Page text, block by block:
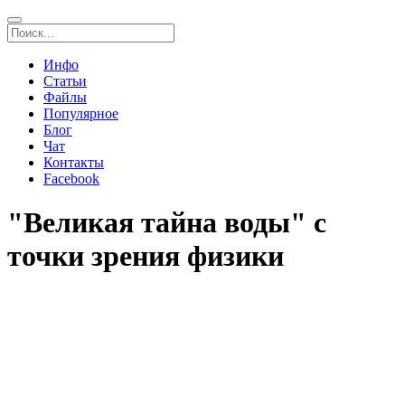
Инфо
Статьи
Файлы
Популярное
Блог
Чат
Контакты
Facebook
"Великая тайна воды" с
точки зрения физики